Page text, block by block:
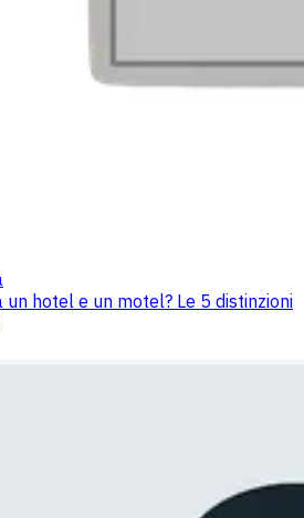
hotel e un motel? Le 5 distinzioni